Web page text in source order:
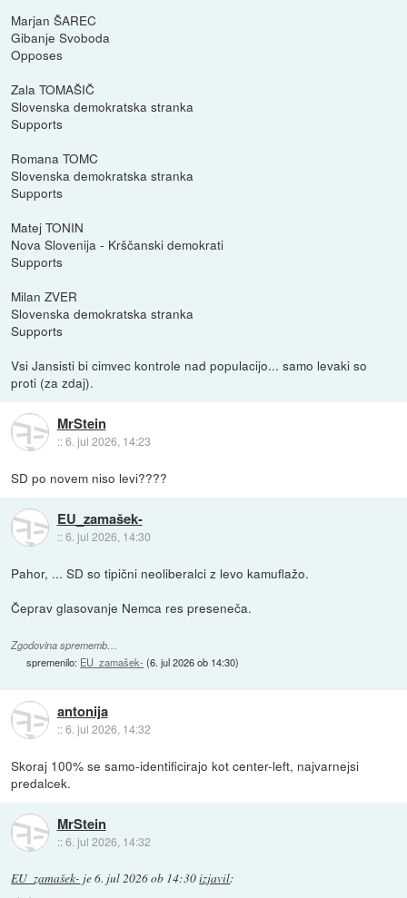
Marjan ŠAREC
Gibanje Svoboda
Opposes
Zala TOMAŠIČ
Slovenska demokratska stranka
Supports
Romana TOMC
Slovenska demokratska stranka
Supports
Matej TONIN
Nova Slovenija - Krščanski demokrati
Supports
Milan ZVER
Slovenska demokratska stranka
Supports
Vsi Jansisti bi cimvec kontrole nad populacijo... samo levaki so
proti (za zdaj).
MrStein
::6. jul 2026, 14:23
SD po novem niso levi????
EU_zamašek-
::6. jul 2026, 14:30
Pahor, ... SD so tipični neoliberalci z levo kamuflažo.
Čeprav glasovanje Nemca res preseneča.
Zgodovina sprememb…
spremenilo: EU_zamašek- (6. jul 2026 ob 14:30)
antonija
::6. jul 2026, 14:32
Skoraj 100% se samo-identificirajo kot center-left, najvarnejsi
predalcek.
MrStein
::6. jul 2026, 14:32
EU_zamašek- je6. jul 2026 ob 14:30izjavil: